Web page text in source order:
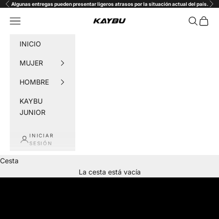
Ir al contenido
Anterior
Algunas entregas pueden presentar ligeros atrasos por la situación actual del país.
KAYBU
Menú Buscar
Cesta
INICIO
MUJER
HOMBRE
KAYBU
JUNIOR
INICIAR
SESIÓN
Cesta
La cesta está vacía